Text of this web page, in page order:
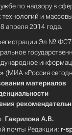
по надзору в
и
апреля 2014 года.
Эл №
(МИА «Россия
материалов
Гаврилова А.В.
почты Редакции: r-